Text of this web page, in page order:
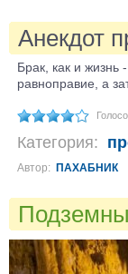
Анекдот
Брак, как и жизнь
равноправие, а
Категория:
Автор: ПАХАБНИК